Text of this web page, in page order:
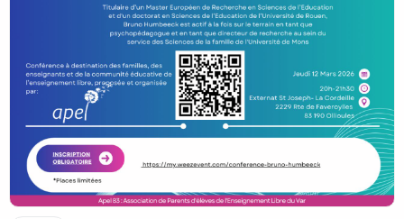
Cette conférence s’adresse à un large public : collégiens,
lycéens, apprentis, étudiants, ainsi qu’aux parents,
enseignants et personnels éducatifs.
👉 L’inscription est obligatoire via Weezevent
(Caution de 20 €, remboursée après la conférence) :
my.weezevent.com/conference-bruno-humbeeck
Dans l’attente de vous retrouver nombreux,